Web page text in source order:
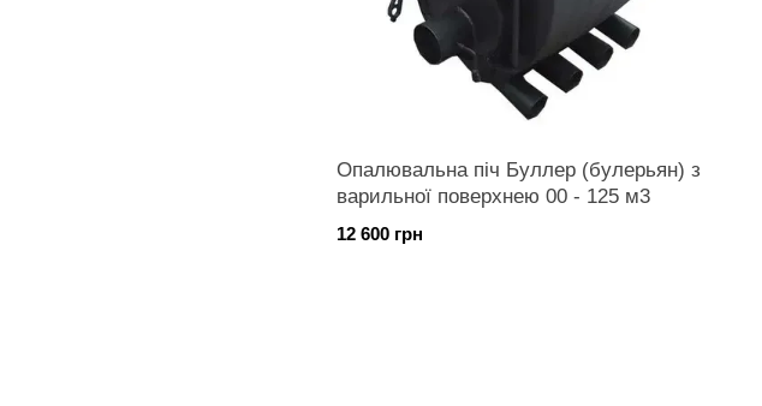
Опалювальна піч Буллер (булерьян) з
варильної поверхнею 00 - 125 м3
12 600 грн